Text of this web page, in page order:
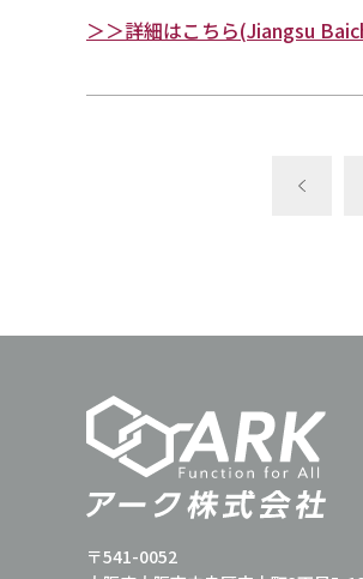
＞＞詳細はこちら(Jiangsu
〒541-0052